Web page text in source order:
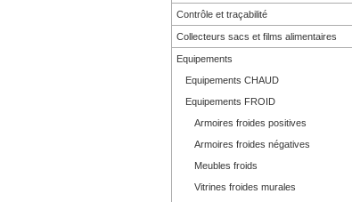
Contrôle et traçabilité
Collecteurs sacs et films alimentaires
Equipements
Equipements CHAUD
Equipements FROID
Armoires froides positives
Armoires froides négatives
Meubles froids
Vitrines froides murales